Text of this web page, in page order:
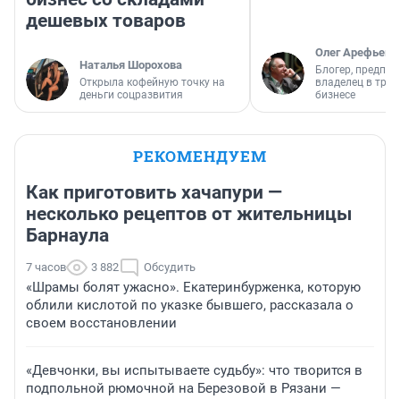
дешевых товаров
Наталья Шорохова
Открыла кофейную точку на
деньги соцразвития
Олег Арефьев
Блогер,
владелец в
бизнесе
РЕКОМЕНДУЕМ
Как приготовить хачапури —
несколько рецептов от жительницы
Барнаула
7 часов 3 882 Обсудить
«Шрамы болят ужасно». Екатеринбурженка, которую
облили кислотой по указке бывшего, рассказала о
своем восстановлении
«Девчонки, вы испытываете судьбу»: что творится в
подпольной рюмочной на Березовой в Рязани —